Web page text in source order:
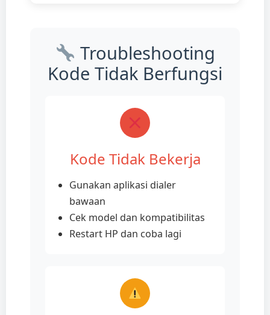
Troubleshooting
Kode Tidak Berfungsi
Kode Tidak Bekerja
Gunakan aplikasi dialer
bawaan
Cek model dan kompatibilitas
Restart HP dan coba lagi